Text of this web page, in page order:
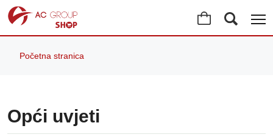
Početna stranica
Opći uvjeti